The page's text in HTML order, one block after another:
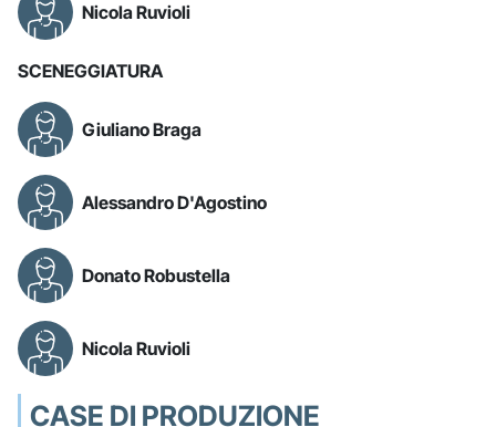
Nicola Ruvioli
SCENEGGIATURA
Giuliano Braga
Alessandro D'Agostino
Donato Robustella
Nicola Ruvioli
CASE DI PRODUZIONE